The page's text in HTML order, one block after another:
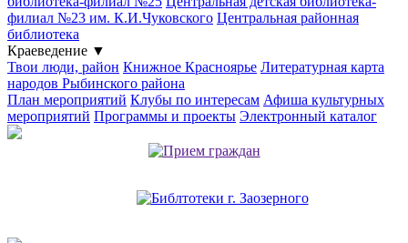
филиал №23 им. К.И.Чуковского Центральная районная
библиотека
Краеведение ▼
Твои люди, район Книжное Красноярье Литературная карта
народов Рыбинского района
План мероприятий Клубы по интересам Афиша культурных
мероприятий Программы и проекты Электронный каталог